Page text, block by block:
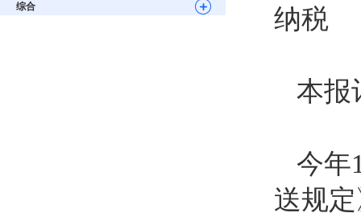
综合
纳税
本报
今年
送规